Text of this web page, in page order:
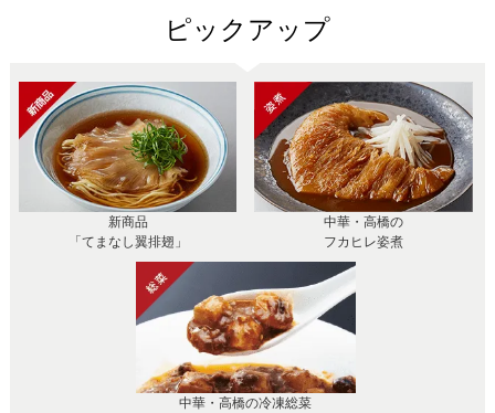
ピックアップ
新商品
「てまなし翼排翅」
中華・高橋の
フカヒレ姿煮
中華・高橋の冷凍総菜